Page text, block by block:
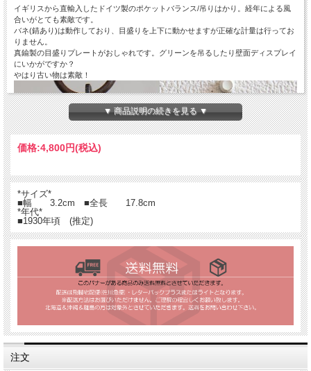
イギリスから直輸入したドイツ製のポケットバランス/吊りはかり。経年による風
合いがとても素敵です。
バネ(錆あり)は動作しており、目盛りを上下に動かせますが正確な計量は行ってお
りません。
真鍮製の目盛りプレートがおしゃれです。グリーンを吊るしたり壁面ディスプレイ
にいかがですか？
やはり古い物は素敵！
▼ 商品説明の続きを見る ▼
価格:4,800円(税込)
*サイズ*
■幅 3.2cm ■全長 17.8cm
*年代*
■1930年頃 (推定)
注文